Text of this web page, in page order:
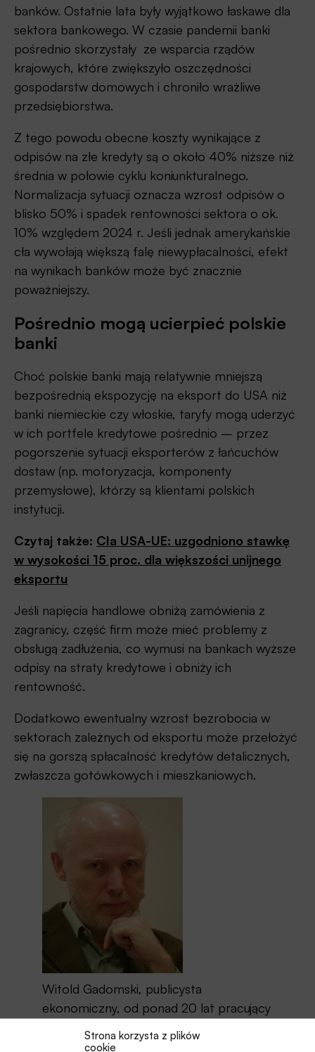
Strona korzysta z plików
cookie
banków. Ostatnie lata były wyjątkowo łaskawe dla
sektora bankowego. W czasie pandemii banki
pośrednio skorzystały ze wsparcia rządów
krajowych, które zwiększyło oszczędności
gospodarstw domowych i chroniło wrażliwe
przedsiębiorstwa.
Z tego powodu obecne koszty wynikające z
odpisów na złe kredyty są o około 40% niższe niż
średnia w połowie cyklu koniunkturalnego.
Normalizacja sytuacji oznacza wzrost odpisów o
blisko 50% i spadek rentowności sektora o ok.
10% względem 2024 r. Jeśli jednak amerykańskie
cła wywołają większą falę niewypłacalności, efekt
na wynikach banków może być znacznie
poważniejszy.
Pośrednio mogą ucierpieć polskie
banki
Choć polskie banki mają relatywnie mniejszą
bezpośrednią ekspozycję na eksport do USA niż
banki niemieckie czy włoskie, taryfy mogą uderzyć
w ich portfele kredytowe pośrednio – przez
pogorszenie sytuacji eksporterów z łańcuchów
dostaw (np. motoryzacja, komponenty
przemysłowe), którzy są klientami polskich
instytucji.
Czytaj także: Cła USA-UE: uzgodniono stawkę
w wysokości 15 proc. dla większości unijnego
eksportu
Jeśli napięcia handlowe obniżą zamówienia z
zagranicy, część firm może mieć problemy z
obsługą zadłużenia, co wymusi na bankach wyższe
odpisy na straty kredytowe i obniży ich
rentowność.
Dodatkowo ewentualny wzrost bezrobocia w
sektorach zależnych od eksportu może przełożyć
się na gorszą spłacalność kredytów detalicznych,
zwłaszcza gotówkowych i mieszkaniowych.
Witold Gadomski, publicysta
ekonomiczny, od ponad 20 lat pracujący
Leszku Balcerowiczu, współautor